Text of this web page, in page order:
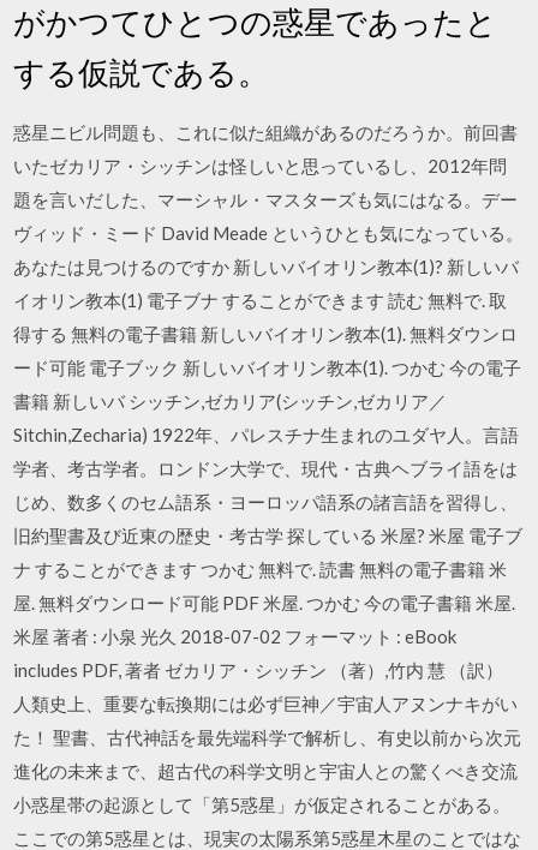
がかつてひとつの惑星であったと
する仮説である。
惑星ニビル問題も、これに似た組織があるのだろうか。前回書
いたゼカリア・シッチンは怪しいと思っているし、2012年問
題を言いだした、マーシャル・マスターズも気にはなる。デー
ヴィッド・ミード David Meade というひとも気になっている。
あなたは見つけるのですか 新しいバイオリン教本(1)? 新しいバ
イオリン教本(1) 電子ブナ することができます 読む 無料で. 取
得する 無料の電子書籍 新しいバイオリン教本(1). 無料ダウンロ
ード可能 電子ブック 新しいバイオリン教本(1). つかむ 今の電子
書籍 新しいバ シッチン,ゼカリア(シッチン,ゼカリア／
Sitchin,Zecharia) 1922年、パレスチナ生まれのユダヤ人。言語
学者、考古学者。ロンドン大学で、現代・古典ヘブライ語をは
じめ、数多くのセム語系・ヨーロッパ語系の諸言語を習得し、
旧約聖書及び近東の歴史・考古学 探している 米屋? 米屋 電子ブ
ナ することができます つかむ 無料で. 読書 無料の電子書籍 米
屋. 無料ダウンロード可能 PDF 米屋. つかむ 今の電子書籍 米屋.
米屋 著者 : 小泉 光久 2018-07-02 フォーマット : eBook
includes PDF, 著者 ゼカリア・シッチン （著）,竹内 慧 （訳）
人類史上、重要な転換期には必ず巨神／宇宙人アヌンナキがい
た！ 聖書、古代神話を最先端科学で解析し、有史以前から次元
進化の未来まで、超古代の科学文明と宇宙人との驚くべき交流
小惑星帯の起源として「第5惑星」が仮定されることがある。
ここでの第5惑星とは、現実の太陽系第5惑星木星のことではな